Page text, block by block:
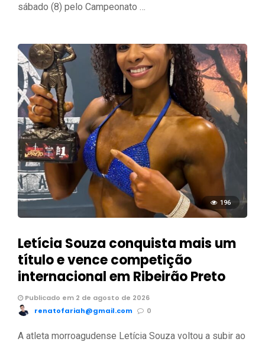
sábado (8) pelo Campeonato …
196
Letícia Souza conquista mais um
título e vence competição
internacional em Ribeirão Preto
Publicado em 2 de agosto de 2026
renatofariah@gmail.com
0
A atleta morroagudense Letícia Souza voltou a subir ao